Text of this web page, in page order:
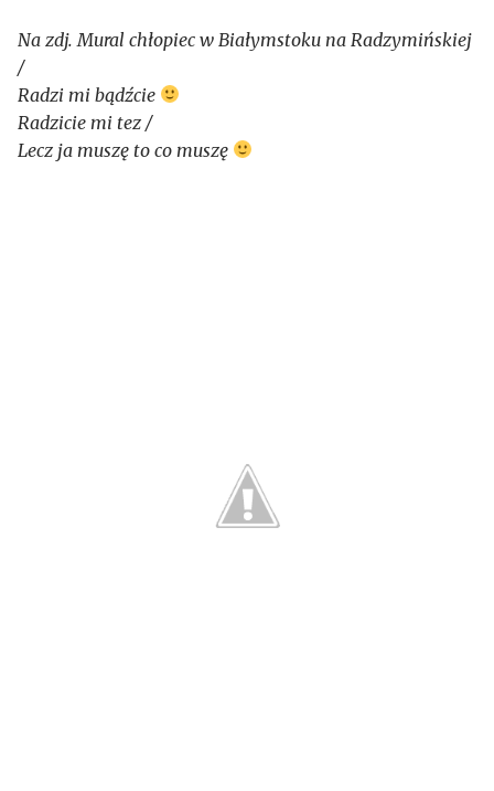
Na zdj. Mural chłopiec w Białymstoku na Radzymińskiej
/
Radzi mi bądźcie
Radzicie mi tez /
Lecz ja muszę to co muszę